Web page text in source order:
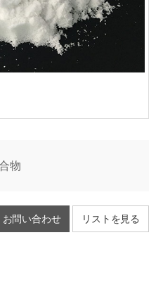
物
お問い合わせ リストを見る